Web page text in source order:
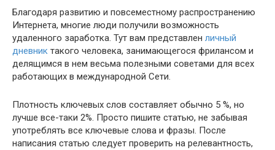
Благодаря развитию и повсеместному распространению
Интернета, многие люди получили возможность
удаленного заработка. Тут вам представлен личный
дневник такого человека, занимающегося фрилансом и
делящимся в нем весьма полезными советами для всех
работающих в международной Сети.
Плотность ключевых слов составляет обычно 5 %, но
лучше все-таки 2%. Просто пишите статью, не забывая
употреблять все ключевые слова и фразы. После
написания статью следует проверить на релевантность,